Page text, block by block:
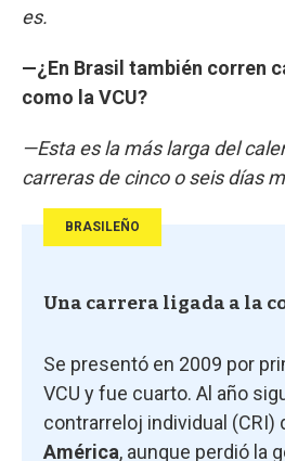
es.
—¿En Brasil también corren
como la VCU?
—Esta es la más larga del
carreras de cinco o seis días
BRASILEÑO
Una carrera ligada a la
Se presentó en 2009 por
VCU y fue cuarto. Al año
contrarreloj individual (CRI)
América, aunque perdió la